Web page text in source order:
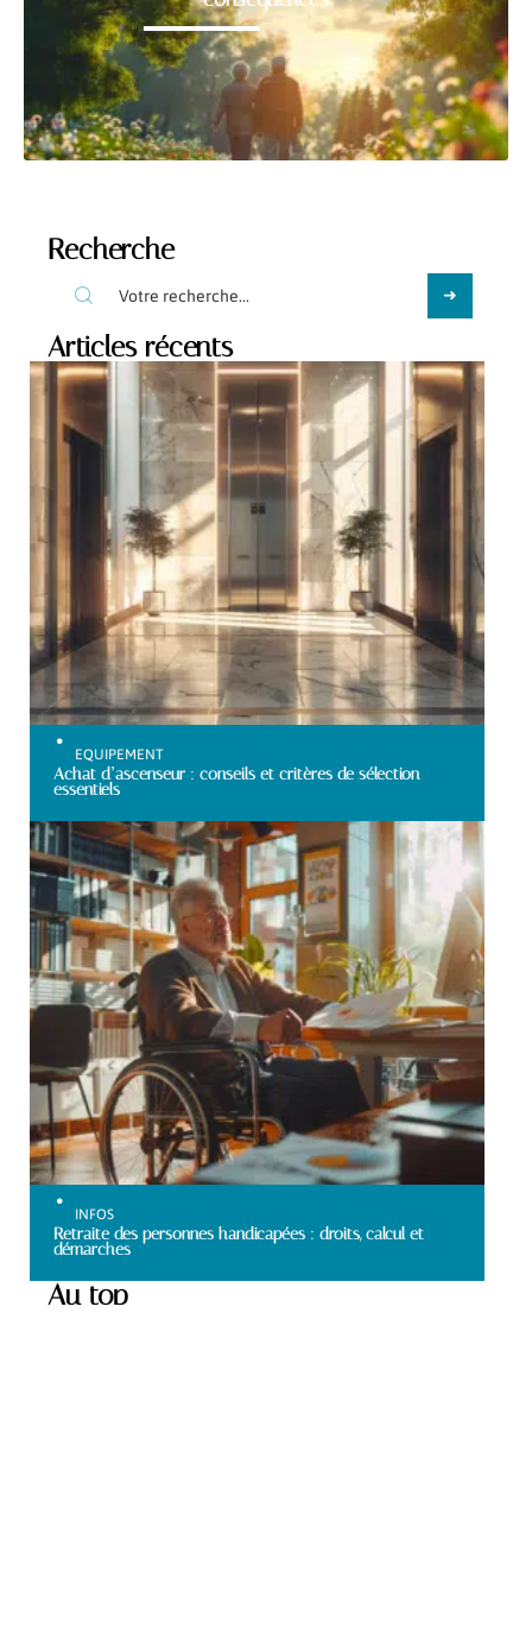
Recherche
Articles récents
EQUIPEMENT
Achat d’ascenseur : conseils et critères de sélection
essentiels
INFOS
Retraite des personnes handicapées : droits, calcul et
démarches
Au top